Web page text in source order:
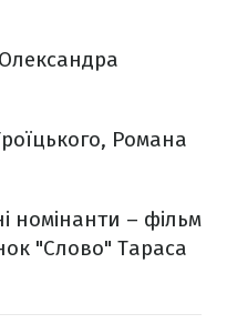
Романа
номінанти – фільм
"Слово" Тараса